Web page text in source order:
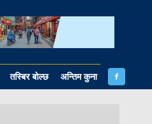
तस्बिर बोल्छ अन्तिम कुना